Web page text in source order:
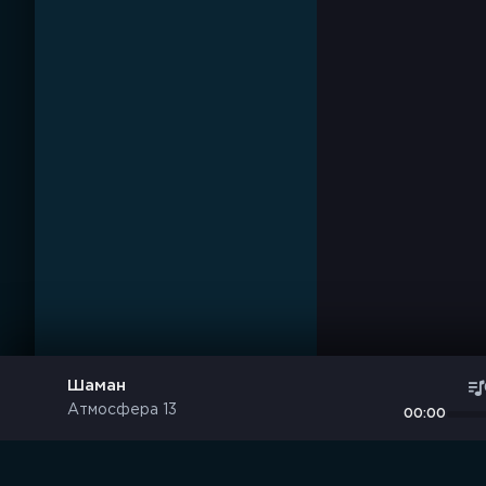
Шаман
Атмосфера 13 00:00